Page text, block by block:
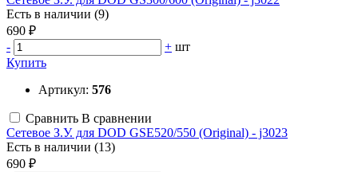
Есть в наличии (9)
690 ₽
-
+ шт
Купить
Артикул: 576
Сравнить В сравнении
Сетевое З.У. для DOD GSE520/550 (Original) - j3023
Есть в наличии (13)
690 ₽